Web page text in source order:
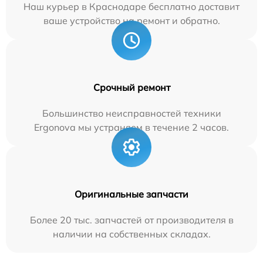
Наш курьер в Краснодаре бесплатно доставит
ваше устройство на ремонт и обратно.
Срочный ремонт
Большинство неисправностей техники
Ergonova мы устраняем в течение 2 часов.
Оригинальные запчасти
Более 20 тыс. запчастей от производителя в
наличии на собственных складах.